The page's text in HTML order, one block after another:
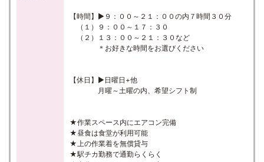
【時間】▶９：００～２１：００の内７時間３０分
（１）９：００～１７：３０
（２）１３：００～２１：３０など
＊お好きな時間をお選びください
【休日】▶日曜日+他
月曜～土曜の内、希望シフト制
★作業スペース内にエアコン完備
★昼食は食堂が利用可能
★上の作業着を無償貸与
★駅チカ勤務で通勤らくらく